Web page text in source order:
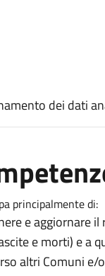
dei dati
principalmente di:
e aggiornare
e morti) e a
altri Comuni e/